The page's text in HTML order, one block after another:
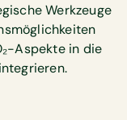
Werkzeuge
Aspekte in die